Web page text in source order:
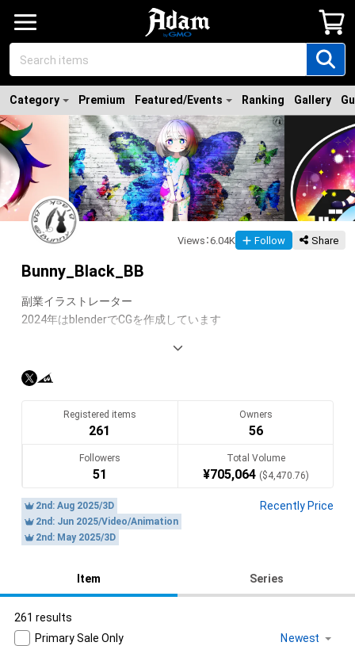
Category Premium Featured/Events Ranking Gallery
Views ：6.04K Follow Share
Bunny_Black_BB
副業イラストレーター
2024年はblenderでCGを作成しています
2023年３月21日現在125作品（167枚）を販売済み
どれか１つでも気に入って頂けたら幸いです
Twitterでは制作過程や日々のアレコレについて投稿していま
Translate(AI)
Registered items
261
Owners
56
Followers
51
Total Volume
¥705,064 ($4,470.76)
2nd: Aug 2025/3D
2nd: Jun 2025/Video/Animation
2nd: May 2025/3D
Recently Price
Item Series
261 results
Primary Sale Only